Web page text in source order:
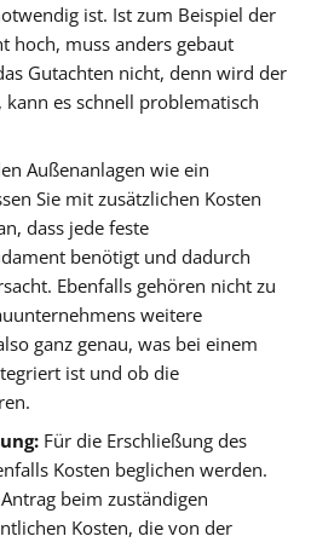
ist. Ist zum Beispiel der
hoch, muss anders gebaut
Gutachten nicht, denn wird der
es schnell problematisch
Außenanlagen wie ein
Sie mit zusätzlichen Kosten
dass jede feste
benötigt und dadurch
Ebenfalls gehören nicht zu
weitere
ganz genau, was bei einem
ist und ob die
Für die Erschließung des
Kosten beglichen werden.
beim zuständigen
Kosten, die von der